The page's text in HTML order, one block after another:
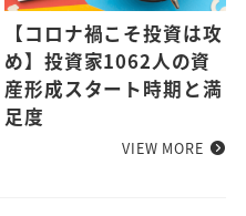
【コロナ禍こそ投資は攻
め】投資家1062人の資
産形成スタート時期と満
足度
VIEW MORE